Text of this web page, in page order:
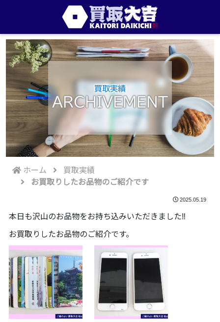
買取実績
ARCHIVEMENT
ホーム
買取実績
お買取りしたお品物のご紹介です
2025.05.19
本日も沢山のお品物をお持ち込みいただきました‼️
お買取りしたお品物のご紹介です。